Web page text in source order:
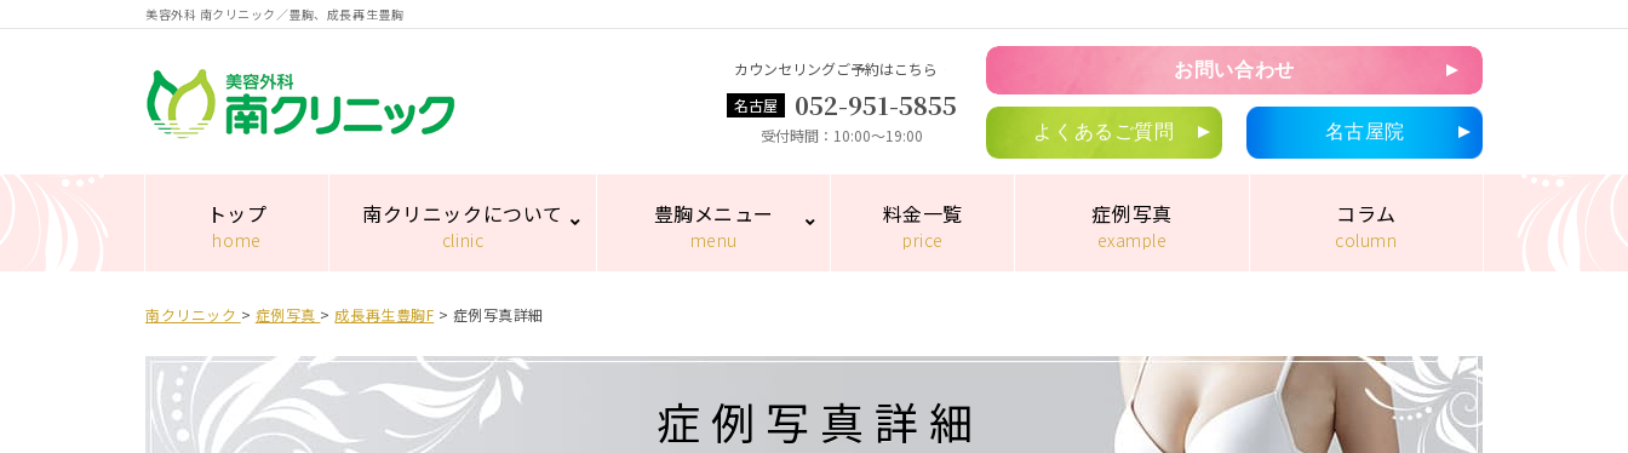
美容外科 南クリニック／豊胸、成長再生豊胸
カウンセリングご予約はこちら
名古屋
052-951-5855
受付時間 10:00～19:00
お問い合わせ
よくあるご質問 名古屋院
トップ
home
南クリニックについて
clinic
豊胸メニュー
menu
料金一覧
price
症例写真
example
コラム
column
南クリニック > 症例写真 > 成⻑再⽣豊胸F > 症例写真詳細
症例写真詳細